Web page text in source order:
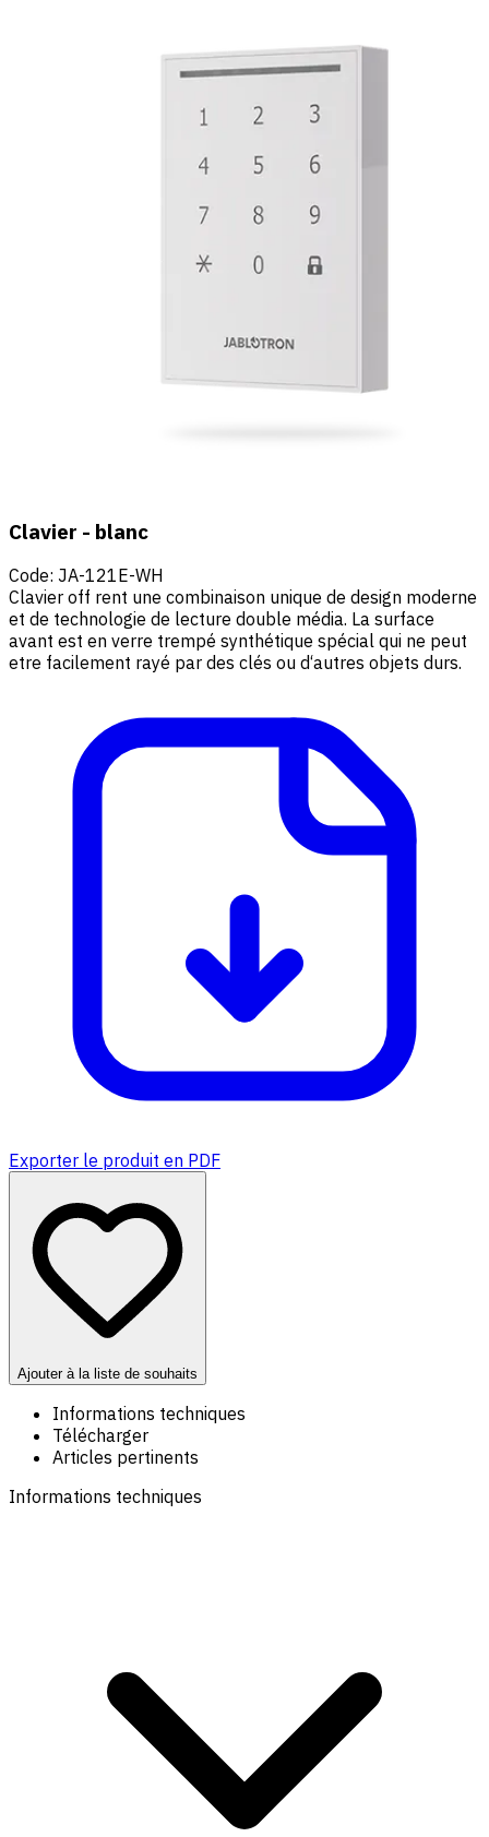
Clavier - blanc
Code: JA-121E-WH
Clavier off rent une combinaison unique de design moderne
et de technologie de lecture double média. La surface
avant est en verre trempé synthétique spécial qui ne peut
etre facilement rayé par des clés ou d‘autres objets durs.
Exporter le produit en PDF
Ajouter à la liste de souhaits
Informations techniques
Télécharger
Articles pertinents
Informations techniques